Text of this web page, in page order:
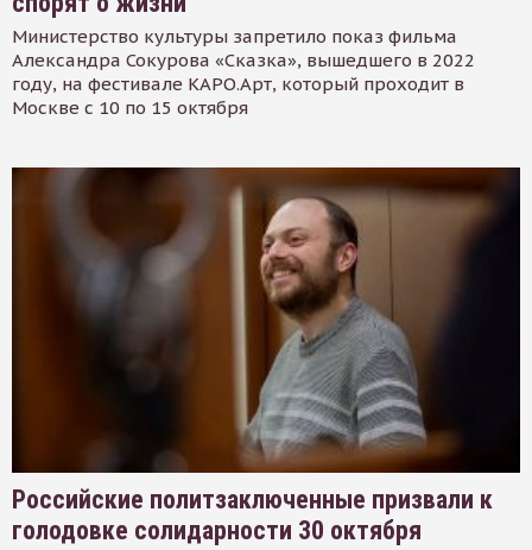
Министерство культуры запретило показ фильма
Александра Сокурова «Сказка», вышедшего в 2022
году, на фестивале КАРО.Арт, который проходит в
Москве с 10 по 15 октября
Российские политзаключенные призвали к
голодовке солидарности 30 октября